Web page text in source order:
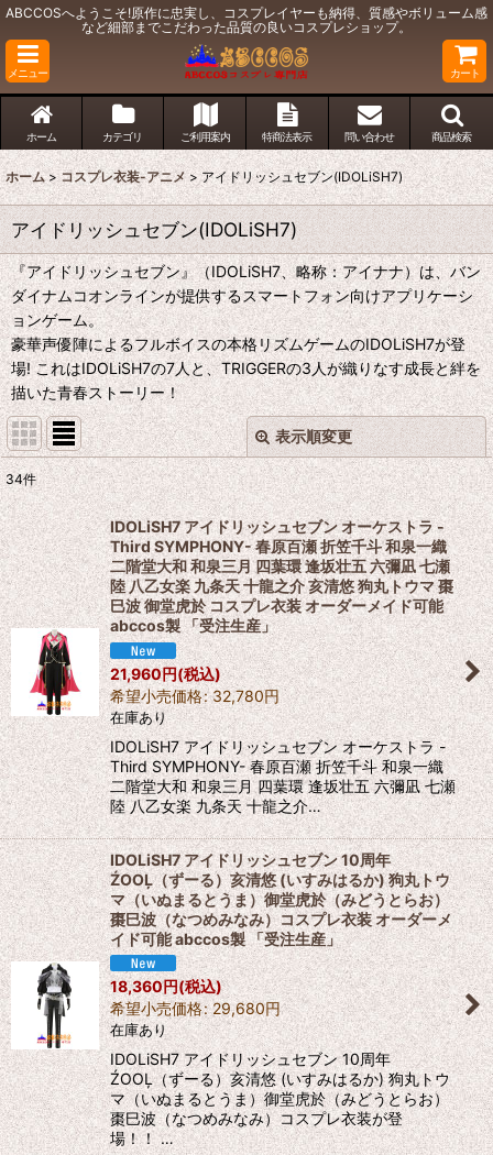
ABCCOSへようこそ!原作に忠実し、コスプレイヤーも納得、質感やボリューム感
など細部までこだわった品質の良いコスプレショップ。
メニュー カート
ホーム カテゴリ ご利用案内 特商法表示 問い合わせ 商品検索
ホーム > コスプレ衣装-アニメ > アイドリッシュセブン(IDOLiSH7)
アイドリッシュセブン(IDOLiSH7)
『アイドリッシュセブン』（IDOLiSH7、略称：アイナナ）は、バン
ダイナムコオンラインが提供するスマートフォン向けアプリケーシ
ョンゲーム。
豪華声優陣によるフルボイスの本格リズムゲームのIDOLiSH7が登
場! これはIDOLiSH7の7人と、TRIGGERの3人が織りなす成長と絆を
描いた青春ストーリー！
表示順変更
表示数 :
並び順:
絞り込む
閉じる
34件
IDOLiSH7 アイドリッシュセブン オーケストラ -
Third SYMPHONY- 春原百瀬 折笠千斗 和泉一織
二階堂大和 和泉三月 四葉環 逢坂壮五 六彌凪 七瀬
陸 八乙女楽 九条天 十龍之介 亥清悠 狗丸トウマ 棗
巳波 御堂虎於 コスプレ衣装 オーダーメイド可能
abccos製 「受注生産」
21,960円(税込)
希望小売価格: 32,780円
在庫あり
IDOLiSH7 アイドリッシュセブン オーケストラ -
Third SYMPHONY- 春原百瀬 折笠千斗 和泉一織
二階堂大和 和泉三月 四葉環 逢坂壮五 六彌凪 七瀬
陸 八乙女楽 九条天 十龍之介…
IDOLiSH7 アイドリッシュセブン 10周年
ŹOOĻ（ずーる）亥清悠 (いすみはるか) 狗丸トウ
マ（いぬまるとうま）御堂虎於（みどうとらお）
棗巳波（なつめみなみ）コスプレ衣装 オーダーメ
イド可能 abccos製 「受注生産」
18,360円(税込)
希望小売価格: 29,680円
在庫あり
IDOLiSH7 アイドリッシュセブン 10周年
ŹOOĻ（ずーる）亥清悠 (いすみはるか) 狗丸トウ
マ（いぬまるとうま）御堂虎於（みどうとらお）
棗巳波（なつめみなみ）コスプレ衣装が登
場！！ …